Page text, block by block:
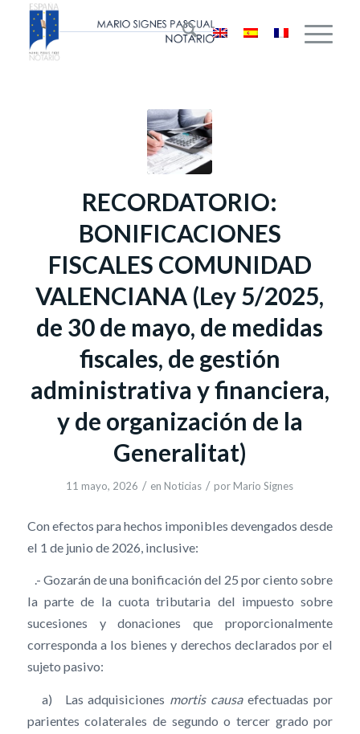
RECORDATORIO:
BONIFICACIONES
FISCALES COMUNIDAD
VALENCIANA (Ley 5/2025,
de 30 de mayo, de medidas
fiscales, de gestión
administrativa y financiera,
y de organización de la
Generalitat)
11 mayo, 2026 / en Noticias / por Mario Signes
Con efectos para hechos imponibles devengados desde
el 1 de junio de 2026, inclusive:
.- Gozarán de una bonificación del 25 por ciento sobre
la parte de la cuota tributaria del impuesto sobre
sucesiones y donaciones que proporcionalmente
corresponda a los bienes y derechos declarados por el
sujeto pasivo:
a) Las adquisiciones mortis causaefectuadas por
parientes colaterales de segundo o tercer grado por